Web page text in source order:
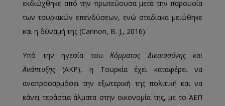
εκδιώχθηκε από την πρωτεύουσα μετά την παρουσία
των τουρκικών επενδύσεων, ενώ σταδιακά μειώθηκε
και η δύναμή της (Cannon, B. J., 2016).
Υπό την ηγεσία του Κόμματος Δικαιοσύνης και
Ανάπτυξης(AKP), η Τουρκία έχει καταφέρει να
αναπροσαρμόσει την εξωτερική της πολιτική και να
κάνει τεράστια άλματα στην οικονομία της, με το ΑΕΠ